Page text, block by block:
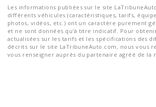
Les informations publiées sur le site
différents véhicules (caractéristiques, tarifs,
photos, vidéos, etc.) ont un caractère purement
et ne sont données qu'à titre indicatif. Pour
actualisées sur les tarifs et les spécifications des
décrits sur le site LaTribuneAuto.com, nous vous
vous renseigner auprès du partenaire agréé de la